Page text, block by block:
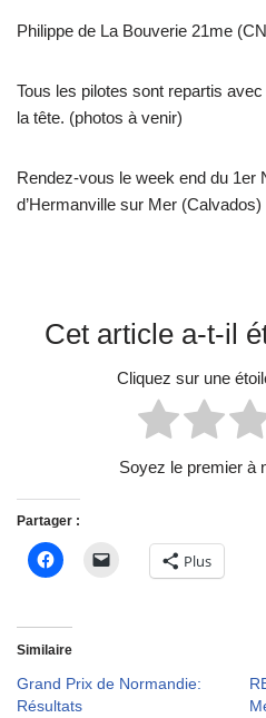
Philippe de La Bouverie 21me
Tous les pilotes sont repartis
la tête. (photos à venir)
Rendez-vous le week end du 1er
d’Hermanville sur Mer
Cet article a-t-il
Cliquez sur une
Soyez le premier à
Partager :
Plus
Similaire
Grand Prix de Normandie:
Résultats